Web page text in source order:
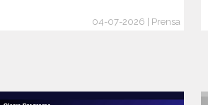
04-07-2026 | Prensa